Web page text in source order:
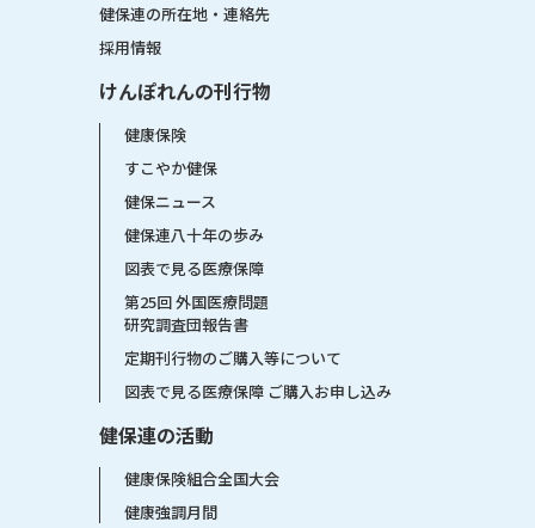
健保連の所在地・連絡先
採用情報
けんぽれんの刊行物
健康保険
すこやか健保
健保ニュース
健保連八十年の歩み
図表で見る医療保障
第25回 外国医療問題
研究調査団報告書
定期刊行物のご購入等について
図表で見る医療保障 ご購入お申し込み
健保連の活動
健康保険組合全国大会
健康強調月間